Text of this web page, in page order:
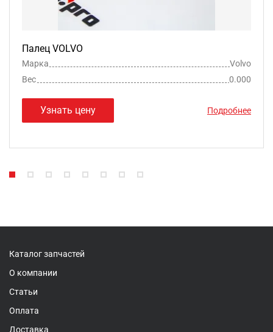
Палец VOLVO
Марка
Volvo
Вес
0.000
Узнать цену Подробнее
Каталог запчастей
О компании
Статьи
Оплата
Доставка